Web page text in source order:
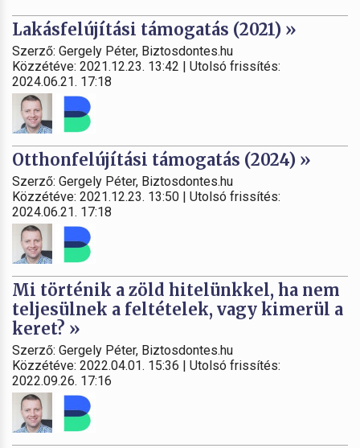
Lakásfelújítási támogatás (2021) »
Szerző: Gergely Péter, Biztosdontes.hu
Közzétéve: 2021.12.23. 13:42 | Utolsó frissítés:
2024.06.21. 17:18
Otthonfelújítási támogatás (2024) »
Szerző: Gergely Péter, Biztosdontes.hu
Közzétéve: 2021.12.23. 13:50 | Utolsó frissítés:
2024.06.21. 17:18
Mi történik a zöld hitelünkkel, ha nem
teljesülnek a feltételek, vagy kimerül a
keret? »
Szerző: Gergely Péter, Biztosdontes.hu
Közzétéve: 2022.04.01. 15:36 | Utolsó frissítés:
2022.09.26. 17:16